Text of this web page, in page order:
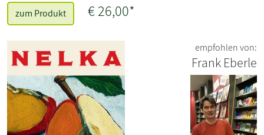
zum Produkt € 26,00*
empfohlen von:
Frank Eberle